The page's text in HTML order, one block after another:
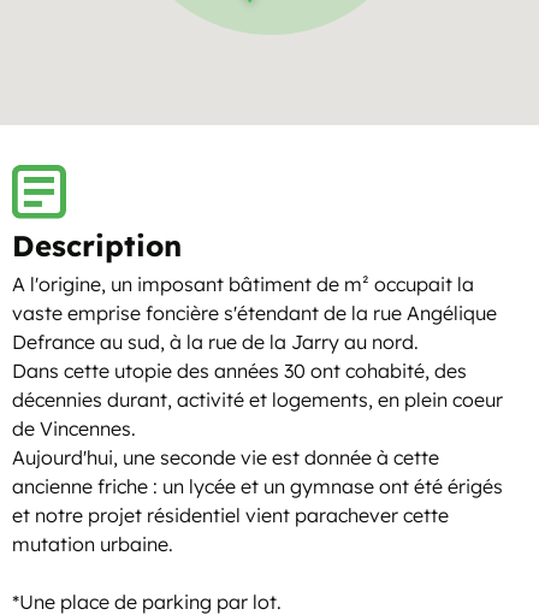
Description
A l'origine, un imposant bâtiment de m² occupait la
vaste emprise foncière s'étendant de la rue Angélique
Defrance au sud, à la rue de la Jarry au nord.
Dans cette utopie des années 30 ont cohabité, des
décennies durant, activité et logements, en plein coeur
de Vincennes.
Aujourd'hui, une seconde vie est donnée à cette
ancienne friche : un lycée et un gymnase ont été érigés
et notre projet résidentiel vient parachever cette
mutation urbaine.
*Une place de parking par lot.